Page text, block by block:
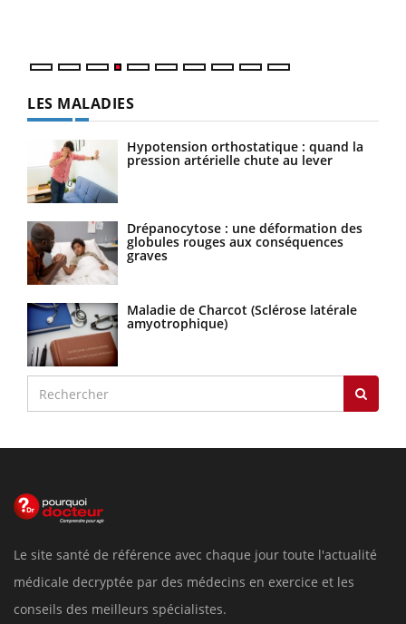
LES MALADIES
Hypotension orthostatique : quand la
pression artérielle chute au lever
Drépanocytose : une déformation des
globules rouges aux conséquences
graves
Maladie de Charcot (Sclérose latérale
amyotrophique)
Le site santé de référence avec chaque jour toute l'actualité
médicale decryptée par des médecins en exercice et les
conseils des meilleurs spécialistes.